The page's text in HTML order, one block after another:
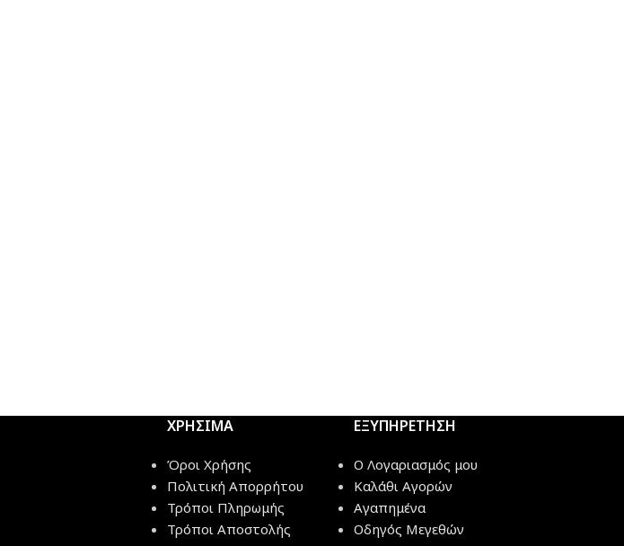
ΧΡΗΣΙΜΑ
Όροι Χρήσης
Πολιτική Απορρήτου
Τρόποι Πληρωμής
Τρόποι Αποστολής
ΕΞΥΠΗΡΕΤΗΣΗ
Ο Λογαριασμός μου
Καλάθι Αγορών
Αγαπημένα
Οδηγός Μεγεθών